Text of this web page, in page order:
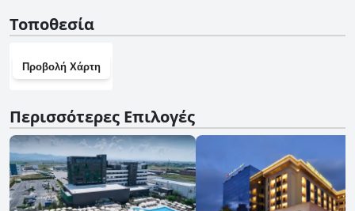
γυμναστήριο.
Τοποθεσία
Προβολή Χάρτη
Περισσότερες Επιλογές